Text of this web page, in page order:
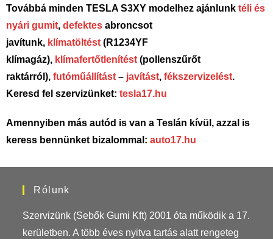
Továbbá minden TESLA S3XY modelhez ajánlunk téli és
nyári gumit, defektes abroncsot
javítunk, klímatöltést (R1234YF
klímagáz), klímafertőtlenítést (pollenszűrőt
raktárról), futóműállítást – javítást, fékszervizelést.
Keresd fel szervizünket: tesla17.hu
Amennyiben más autód is van a Teslán kívül, azzal is
keress bennünket bizalommal: auto17.hu
Rólunk
Szervizünk (Sebők Gumi Kft) 2001 óta működik a 17.
kerületben. A több éves nyitva tartás alatt rengeteg